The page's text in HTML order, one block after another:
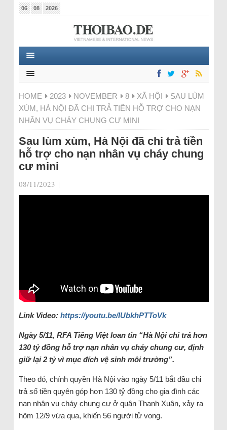
06 08 2026
HOME 2023 NOVEMBER 8 XÃ HỘI
SAU LÙM
XÙM, HÀ NỘI ĐÃ CHI TRẢ TIỀN HỖ TRỢ CHO NẠN
NHÂN VỤ CHÁY CHUNG CƯ MINI
Sau lùm xùm, Hà Nội đã chi trả tiền
hỗ trợ cho nạn nhân vụ cháy chung
cư mini
08/11/2023 |
Link Video: https://youtu.be/IUbkhPTToVk
Ngày 5/11, RFA Tiếng Việt loan tin “Hà Nội chi trả hơn
130 tỷ đồng hỗ trợ nạn nhân vụ cháy chung cư, định
giữ lại 2 tỷ vì mục đích vệ sinh môi trường”.
Theo đó, chính quyền Hà Nội vào ngày 5/11 bắt đầu chi
trả số tiền quyên góp hơn 130 tỷ đồng cho gia đình các
nạn nhân vụ cháy chung cư ở quận Thanh Xuân, xảy ra
hôm 12/9 vừa qua, khiến 56 người tử vong.